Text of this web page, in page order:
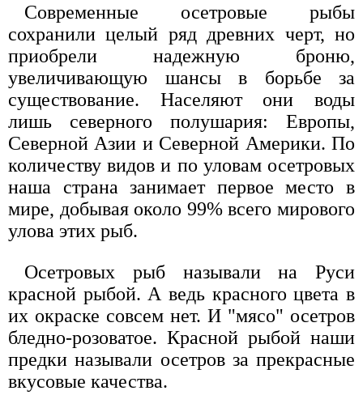
Современные осетровые рыбы
сохранили целый ряд древних черт, но
приобрели надежную броню,
увеличивающую шансы в борьбе за
существование. Населяют они воды
лишь северного полушария: Европы,
Северной Азии и Северной Америки. По
количеству видов и по уловам осетровых
наша страна занимает первое место в
мире, добывая около 99% всего мирового
улова этих рыб.
Осетровых рыб называли на Руси
красной рыбой. А ведь красного цвета в
их окраске совсем нет. И "мясо" осетров
бледно-розоватое. Красной рыбой наши
предки называли осетров за прекрасные
вкусовые качества.